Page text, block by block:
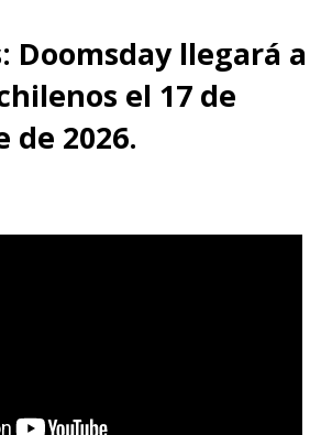
Doomsday llegará a
el 17 de
de 2026.